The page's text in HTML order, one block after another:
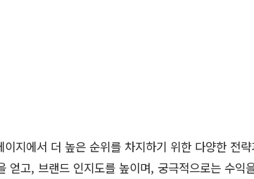
지에서 더 높은 순위를 차지하기 위한 다양한 전략
얻고, 브랜드 인지도를 높이며, 궁극적으로는 수익